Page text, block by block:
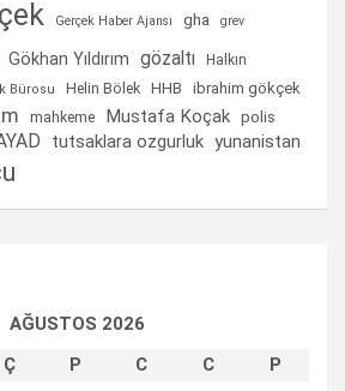
Gerçek Haber Ajansı gha grev
Gökhan Yıldırım gözaltı
Halkın
Bürosu Helin Bölek HHB ibrahim gökçek
mahkeme Mustafa Koçak polis
tutsaklara ozgurluk yunanistan
AĞUSTOS 2026
Ç P C C
P